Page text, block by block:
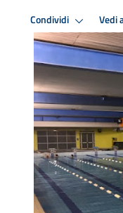
Condividi Vedi